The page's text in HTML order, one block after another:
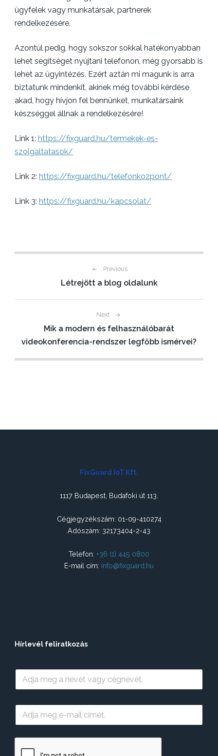
ügyfelek vagy munkatársak, partnerek
rendelkezésére.
Azontúl pedig, hogy sokszor sokkal hatékonyabban
lehet segítséget nyújtani telefonon, még gyorsabb is
lehet az ügyintézés. Ezért aztán mi magunk is arra
biztatunk mindenkit, akinek még további kérdése
akad, hogy hívjon fel bennünket, munkatársaink
készséggel állnak a rendelkezésére!
Link 1: https://fixguard.hu/termekek-es-
szolgaltatasok/
Link 2: https://fixguard.hu/telefonkozpont/
Link 3: https://fixguard.hu/kapcsolat/
e
g
y
Previous
Létrejött a blog oldalunk
Next
Mik a modern és felhasználóbarát
videokonferencia-rendszer legfőbb ismérvei?
FixGuard IoT Kft.
1117 Budapest, Budafoki út 113.
Cégjegyzékszám: 01-09-410274
Adószám: 32173404-2-43
Telefon: +36 (1) 445 0800
E-mail cím: info@fixguard.hu
Hírlevél feliratkozás
N
v
E
m
a